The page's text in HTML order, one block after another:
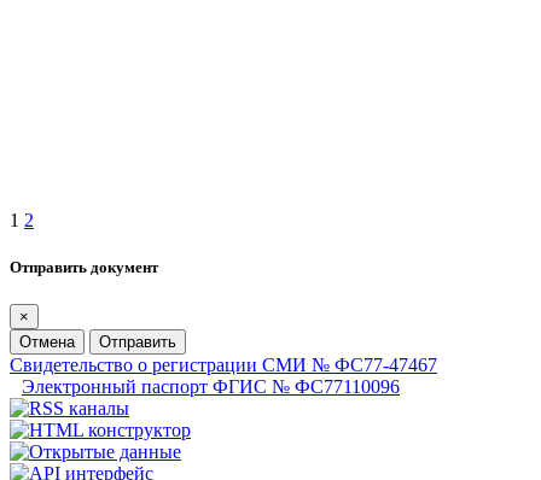
1 2
Отправить документ
×
Отмена
Отправить
Свидетельство о регистрации СМИ № ФС77-47467
Электронный паспорт ФГИС № ФС77110096